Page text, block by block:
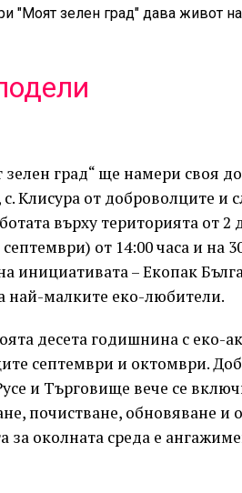
град“ ще намери своя
Клисура от доброволците и
върху територията от 2
от 14:00 часа и на
инициативата – Екопак
най-малките еко-любители.
десета годишнина с еко-
септември и октомври.
и Търговище вече се
почистване, обновяване и
за околната среда е